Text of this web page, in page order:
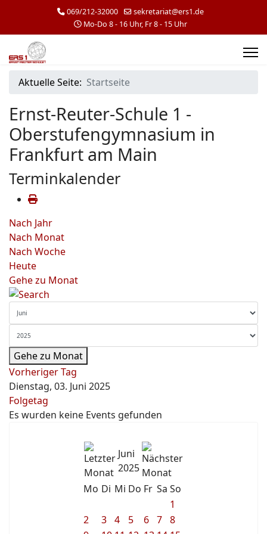
069/212-32000
sekretariat@ers1.de
Mo-Do 8 - 16 Uhr, Fr 8 - 15 Uhr
Aktuelle Seite: Startseite
Ernst-Reuter-Schule 1 -
Oberstufengymnasium in
Frankfurt am Main
Terminkalender
Nach Jahr
Nach Monat
Nach Woche
Heute
Gehe zu Monat
Gehe zu Monat
Vorheriger Tag
Dienstag, 03. Juni 2025
Folgetag
Es wurden keine Events gefunden
Juni
2025
Mo Di Mi Do Fr Sa So
1
2
3 4 5 6 7 8